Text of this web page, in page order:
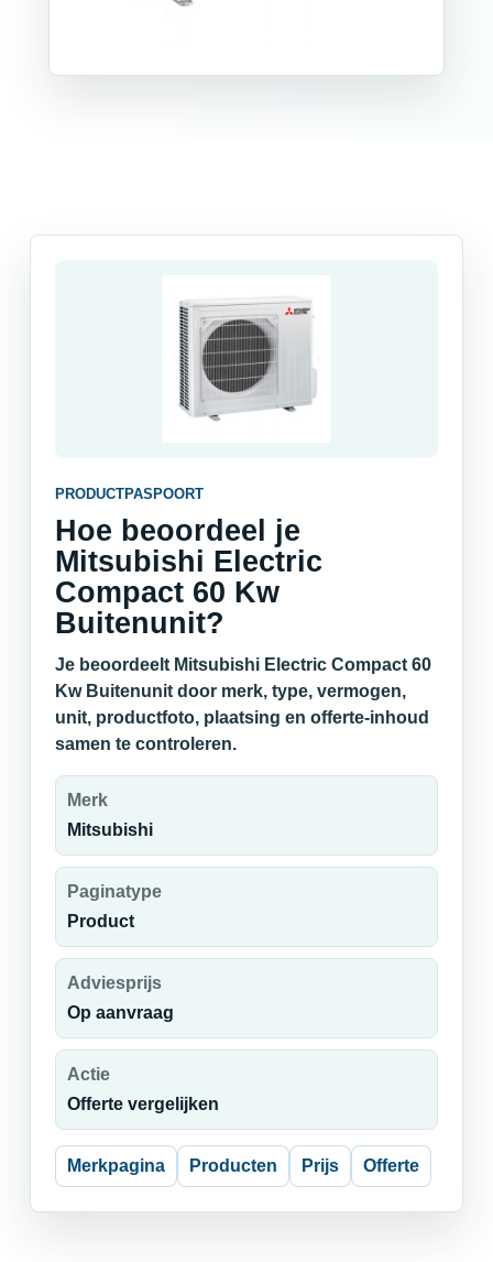
PRODUCTPASPOORT
Hoe beoordeel je
Mitsubishi Electric
Compact 60 Kw
Buitenunit?
Je beoordeelt Mitsubishi Electric Compact 60
Kw Buitenunit door merk, type, vermogen,
unit, productfoto, plaatsing en offerte-inhoud
samen te controleren.
Merk
Mitsubishi
Paginatype
Product
Adviesprijs
Op aanvraag
Actie
Offerte vergelijken
Merkpagina Producten Prijs Offerte